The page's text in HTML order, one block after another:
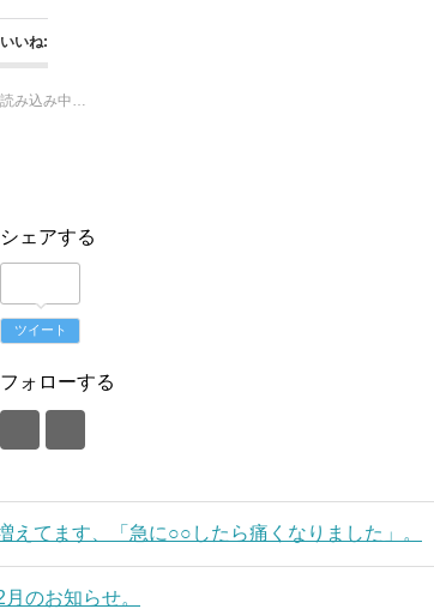
いいね:
読み込み中…
シェアする
ツイート
フォローする
えてます、「急に○○したら痛くなりました」。
月のお知らせ。